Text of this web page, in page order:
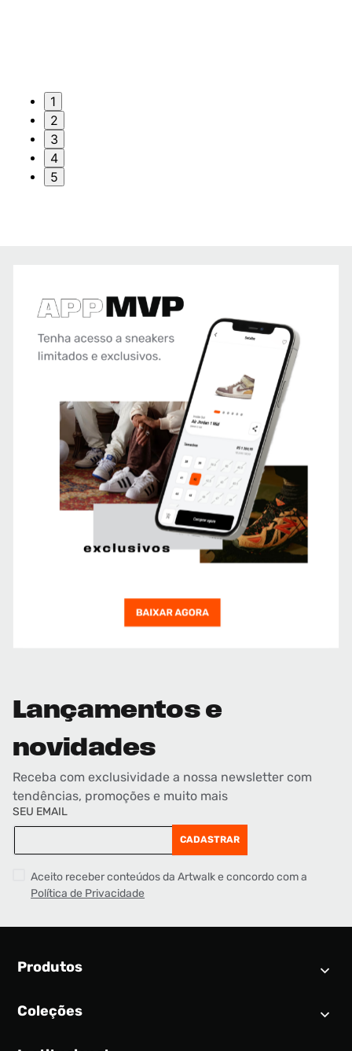
1
2
3
4
5
Lançamentos e
novidades
Receba com exclusividade a nossa newsletter com
tendências, promoções e muito mais
SEU EMAIL
CADASTRAR
Aceito receber conteúdos da Artwalk e concordo com a
Política de Privacidade
Produtos
Calendário SNEAKER
Coleções